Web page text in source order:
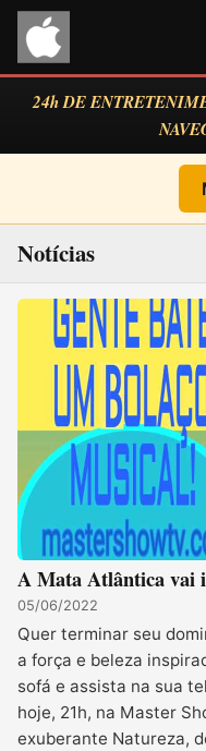
24h DE
Notícias
A Mata Atlântica vai
05/06/2022
Quer terminar seu
a força e beleza
sofá e assista na sua
hoje, 21h, na Master
exuberante Natureza,